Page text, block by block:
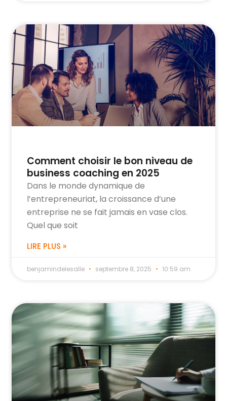
Comment choisir le bon niveau de
business coaching en 2025
Dans le monde dynamique de
l’entrepreneuriat, la croissance d’une
entreprise ne se fait jamais en vase clos.
Quel que soit
LIRE PLUS »
benjamindelesalle septembre 8, 2025 10:59 am